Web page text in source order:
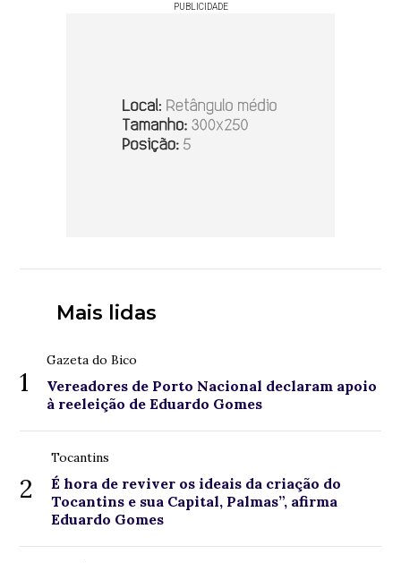
PUBLICIDADE
Mais lidas
1
Gazeta do Bico
Vereadores de Porto Nacional declaram apoio
à reeleição de Eduardo Gomes
2
Tocantins
É hora de reviver os ideais da criação do
Tocantins e sua Capital, Palmas”, afirma
Eduardo Gomes